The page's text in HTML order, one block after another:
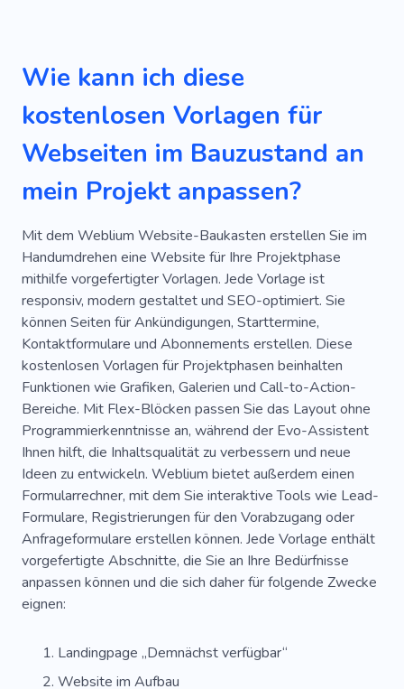
Beratung
Bald
Countdown
Startet Bald
Start
E-Mail
Benachrichtigung
Erinnern
Abonnement
Warten
Aufmerksamkeitsstark
Alarm
Wie kann ich diese
kostenlosen Vorlagen für
Webseiten im Bauzustand an
mein Projekt anpassen?
Mit dem Weblium Website-Baukasten erstellen Sie im
Handumdrehen eine Website für Ihre Projektphase
mithilfe vorgefertigter Vorlagen. Jede Vorlage ist
responsiv, modern gestaltet und SEO-optimiert. Sie
können Seiten für Ankündigungen, Starttermine,
Kontaktformulare und Abonnements erstellen. Diese
kostenlosen Vorlagen für Projektphasen beinhalten
Funktionen wie Grafiken, Galerien und Call-to-Action-
Bereiche. Mit Flex-Blöcken passen Sie das Layout ohne
Programmierkenntnisse an, während der Evo-Assistent
Ihnen hilft, die Inhaltsqualität zu verbessern und neue
Ideen zu entwickeln. Weblium bietet außerdem einen
Formularrechner, mit dem Sie interaktive Tools wie Lead-
Formulare, Registrierungen für den Vorabzugang oder
Anfrageformulare erstellen können. Jede Vorlage enthält
vorgefertigte Abschnitte, die Sie an Ihre Bedürfnisse
anpassen können und die sich daher für folgende Zwecke
eignen:
Landingpage „Demnächst verfügbar“
Website im Aufbau